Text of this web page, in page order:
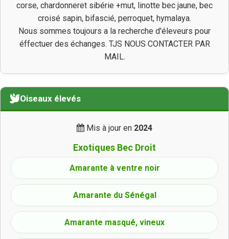
corse, chardonneret sibérie +mut, linotte bec jaune, bec
croisé sapin, bifascié, perroquet, hymalaya.
Nous sommes toujours a la recherche d'éleveurs pour
éffectuer des échanges. TJS NOUS CONTACTER PAR
MAIL.
Oiseaux élevés
Mis à jour en 2024
Exotiques Bec Droit
Amarante à ventre noir
Amarante du Sénégal
Amarante masqué, vineux